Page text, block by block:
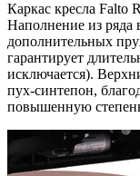
Каркас кресла Falto
Наполнение из ряда
дополнительных
гарантирует
исключается).
пух-синтепон,
повышенную